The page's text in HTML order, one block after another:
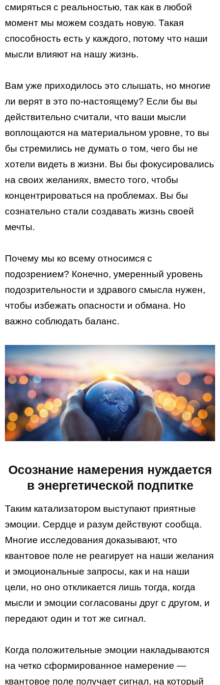
смиряться с реальностью, так как в любой
момент мы можем создать новую. Такая
способность есть у каждого, потому что наши
мысли влияют на нашу жизнь.
Вам уже приходилось это слышать, но многие
ли верят в это по-настоящему? Если бы вы
действительно считали, что ваши мысли
воплощаются на материальном уровне, то вы
бы стремились не думать о том, чего бы не
хотели видеть в жизни. Вы бы фокусировались
на своих желаниях, вместо того, чтобы
концентрироваться на проблемах. Вы бы
сознательно стали создавать жизнь своей
мечты.
Почему мы ко всему относимся с
подозрением? Конечно, умеренный уровень
подозрительности и здравого смысла нужен,
чтобы избежать опасности и обмана. Но
важно соблюдать баланс.
Осознание намерения нуждается
в энергетической подпитке
Таким катализатором выступают приятные
эмоции. Сердце и разум действуют сообща.
Многие исследования доказывают, что
квантовое поле не реагирует на наши желания
и эмоциональные запросы, как и на наши
цели, но оно откликается лишь тогда, когда
мысли и эмоции согласованы друг с другом, и
передают один и тот же сигнал.
Когда положительные эмоции накладываются
на четко сформированное намерение —
квантовое поле получает сигнал, на который